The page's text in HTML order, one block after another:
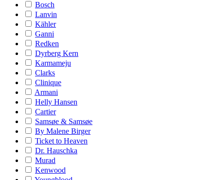
Bosch
Lanvin
Kähler
Ganni
Redken
Dyrberg Kern
Karmameju
Clarks
Clinique
Armani
Helly Hansen
Cartier
Samsøe & Samsøe
By Malene Birger
Ticket to Heaven
Dr. Hauschka
Murad
Kenwood